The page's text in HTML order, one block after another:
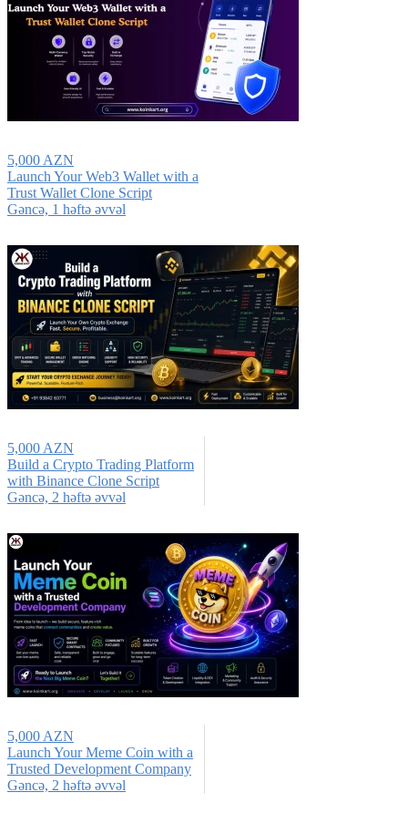
5,000 AZN
Launch Your Web3 Wallet with a
Trust Wallet Clone Script
Gǝncǝ, 1 həftə əvvəl
5,000 AZN
Build a Crypto Trading Platform
with Binance Clone Script
Gǝncǝ, 2 həftə əvvəl
5,000 AZN
Launch Your Meme Coin with a
Trusted Development Company
Gǝncǝ, 2 həftə əvvəl